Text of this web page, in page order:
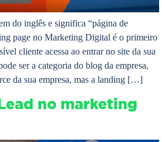
do inglês e significa “página de
page no Marketing Digital é o primeiro
cliente acessa ao entrar no site da sua
ser a categoria do blog da empresa,
da sua empresa, mas a landing […]
no marketing